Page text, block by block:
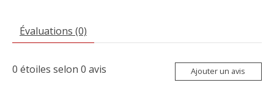
Évaluations (0)
0 étoiles selon 0 avis Ajouter un avis